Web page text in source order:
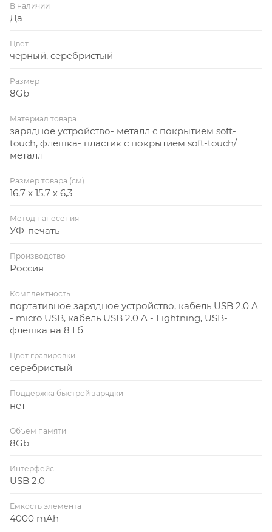
своем гаджете, а с флеш-картой Квебек разъемом
USB 2.0 любые документы всегда под рукой.
Тиснение (Блинт) на данный товар осуществляется
бесплатно. Оплачивается только настройка
тираж.
В наличии
Да
Цвет
черный, серебристый
Размер
8Gb
Материал товара
зарядное устройство- металл с покрытием soft-
touch, флешка- пластик с покрытием soft-touch/
металл
Размер товара (см)
16,7 х 15,7 х 6,3
Метод нанесения
УФ-печать
Производство
Россия
Комплектность
портативное зарядное устройство, кабель USB 2.0 A
- micro USB, кабель USB 2.0 A - Lightning, USB-
флешка на 8 Гб
Цвет гравировки
серебристый
Поддержка быстрой зарядки
нет
Объем памяти
8Gb
Интерфейс
USB 2.0
Емкость элемента
4000 mAh